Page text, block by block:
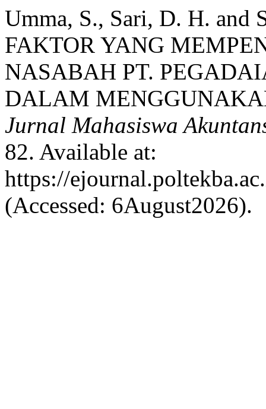
Umma, S., Sari, D. H. and
FAKTOR YANG
NASABAH PT.
DALAM
Jurnal Mahasiswa
82. Available at:
https://
(Accessed: 6August2026).